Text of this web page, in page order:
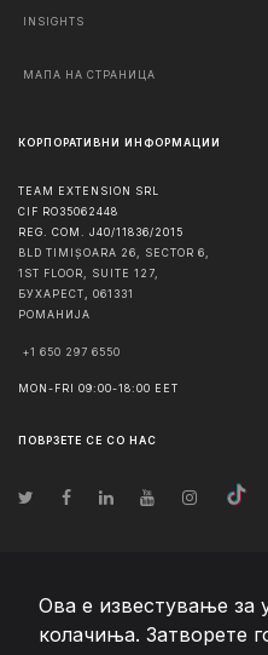
Ова е известување за
колачиња. Затворете
INSIGHTS
МАПА НА СТРАНИЦА
КОРПОРАТИВНИ ИНФОРМАЦИИ
TEAM EXTENSION SRL
CIF RO35062448
REG. COM. J40/11836/2015
BLD TIMIȘOARA 26, SECTOR 6,
1ST FLOOR, SUITE 127,
БУХАРЕСТ
061331
РОМАНИЈА
+1 650 297 6550
MON-FRI 09:00-18:00 EET
ПОВРЗЕТЕ СЕ СО НАС
© Авторско право2026 Team